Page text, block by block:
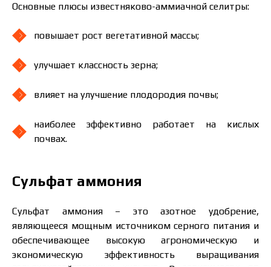
Основные плюсы известняково-аммиачной селитры:
повышает рост вегетативной массы;
улучшает классность зерна;
влияет на улучшение плодородия почвы;
наиболее эффективно работает на кислых
почвах.
Сульфат аммония
Сульфат аммония – это азотное удобрение,
являющееся мощным источником серного питания и
обеспечивающее высокую агрономическую и
экономическую эффективность выращивания